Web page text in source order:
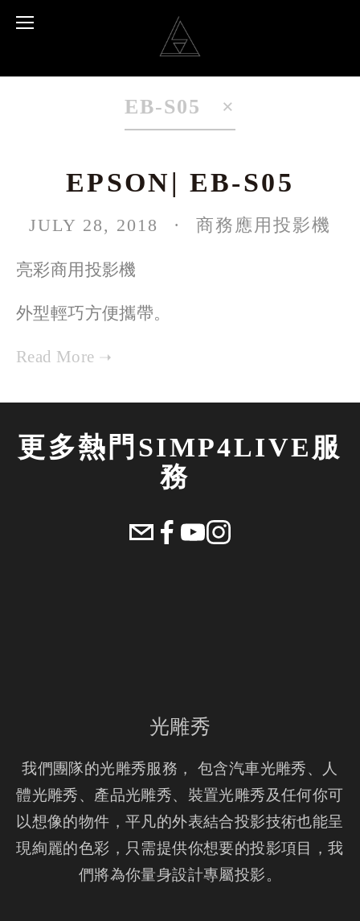
EB-S05
EPSON| EB-S05
JULY 28, 2018 商務應用投影機
亮彩商用投影機
外型輕巧方便攜帶。
更多熱門SIMP4LIVE服
務
光雕秀
我們團隊的光雕秀服務， 包含汽車光雕秀、人
體光雕秀、產品光雕秀、裝置光雕秀及任何你可
以想像的物件，平凡的外表結合投影技術也能呈
現絢麗的色彩，只需提供你想要的投影項目，我
們將為你量身設計專屬投影。